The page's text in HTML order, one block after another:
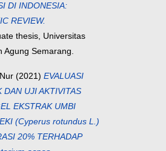
DI INDONESIA:
REVIEW.
thesis, Universitas
Agung Semarang.
(2021) EVALUASI
DAN UJI AKTIVITAS
EKSTRAK UMBI
(Cyperus rotundus L.)
20% TERHADAP